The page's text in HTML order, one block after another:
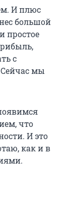
И плюс
большой
простое
с
мы
что
И это
как и в